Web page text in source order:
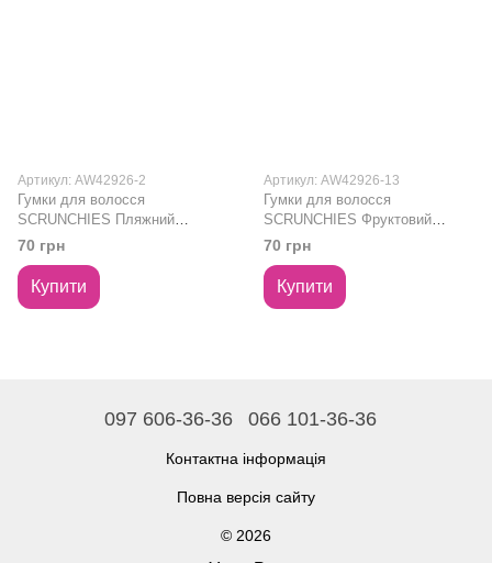
Артикул: AW42926-2
Гумки для волосся
SCRUNCHIES Пляжний
відпочинок
70 грн
Купити
Артикул: AW42926-13
Гумки для волосся
SCRUNCHIES Фруктовий
коктейль
70 грн
Купити
097 606-36-36 066 101-36-36
Контактна інформація
Повна версія сайту
© 2026